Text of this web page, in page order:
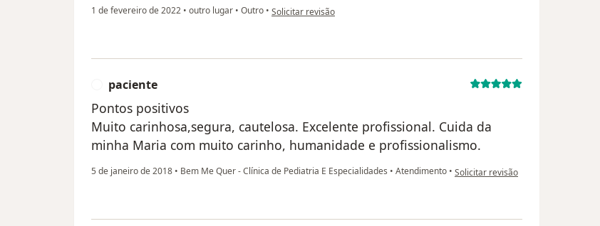
1 de fevereiro de 2022 • outro lugar • Outro • na opinião do utilizador Junia
Solicitar revisão
paciente
Pontos positivos
Muito carinhosa,segura, cautelosa. Excelente profissional. Cuida da
minha Maria com muito carinho, humanidade e profissionalismo.
5 de janeiro de 2018 • Bem Me Quer - Clínica de Pediatria E Especialidades • Atendimento • na opinião do utilizador paciente
Solicitar revisão